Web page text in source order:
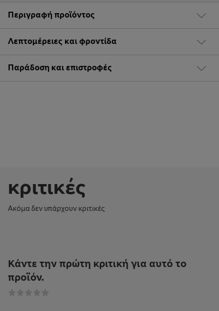
Περιγραφή προϊόντος
Λεπτομέρειες και φροντίδα
Παράδοση και επιστροφές
κριτικές
Ακόμα δεν υπάρχουν κριτικές
Κάντε την πρώτη κριτική για αυτό το
προϊόν.